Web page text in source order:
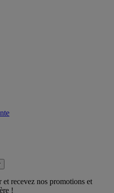
recevez nos promotions et
!